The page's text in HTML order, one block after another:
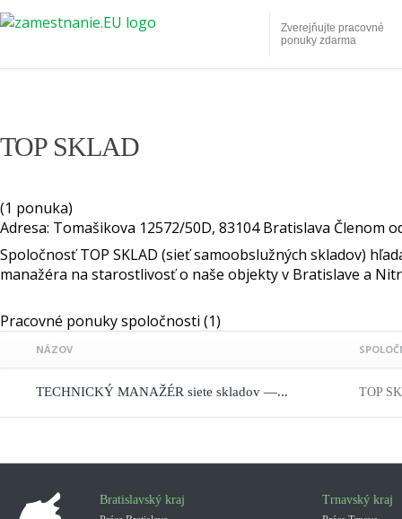
Zverejňujte pracovné
ponuky zdarma
TOP SKLAD
(1 ponuka)
Adresa: Tomašikova 12572/50D, 83104 Bratislava Členom
Spoločnosť TOP SKLAD (sieť samoobslužných skladov)
manažéra na starostlivosť o naše objekty v Bratislave a
Pracovné ponuky spoločnosti (1)
NÁZOV
TECHNICKÝ MANAŽÉR siete skladov —... TOP
Bratislavský kraj Trnavský kraj